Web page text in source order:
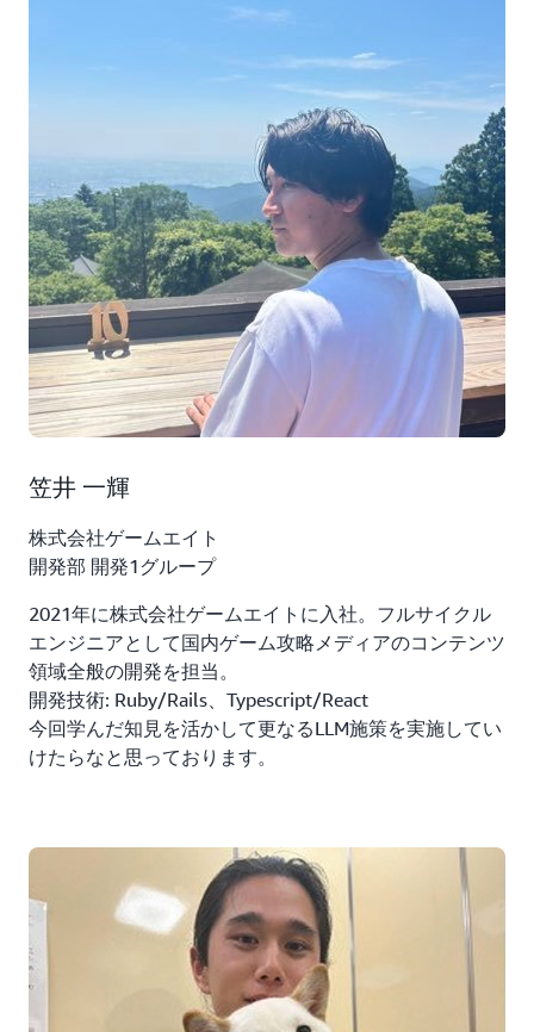
笠井 一輝
株式会社ゲームエイト
開発部 開発1グループ
2021年に株式会社ゲームエイトに入社。フルサイクル
エンジニアとして国内ゲーム攻略メディアのコンテンツ
領域全般の開発を担当。
開発技術: Ruby/Rails、Typescript/React
今回学んだ知見を活かして更なるLLM施策を実施してい
けたらなと思っております。